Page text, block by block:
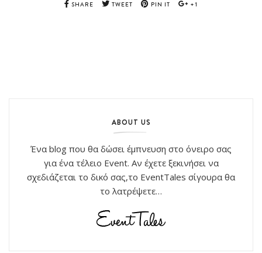
SHARE TWEET PIN IT +1
ABOUT US
Ένα blog που θα δώσει έμπνευση στο όνειρο σας
για ένα τέλειο Event. Αν έχετε ξεκινήσει να
σχεδιάζεται το δικό σας,το EventTales σίγουρα θα
το λατρέψετε…